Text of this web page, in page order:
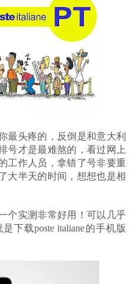
最头疼的，反倒是和意大利
号才是最难熬的，看过网上
工作人员，拿错了号非要重
大半天的时间，想想也是相
个实测非常好用！可以几乎
载poste italiane的手机版